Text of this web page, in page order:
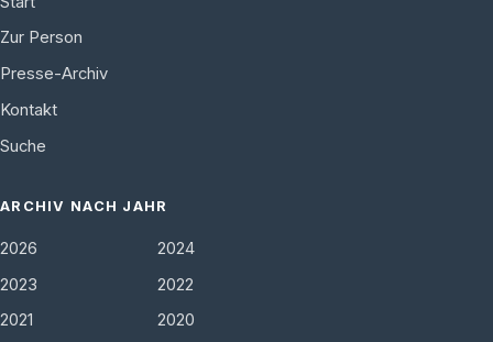
Zur Person
Presse-Archiv
Kontakt
Suche
ARCHIV NACH JAHR
2026
2024
2023
2022
2021
2020